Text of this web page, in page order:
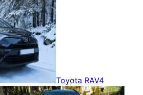
Toyota RAV4